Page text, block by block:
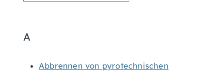
A
Abbrennen von pyrotechnischen